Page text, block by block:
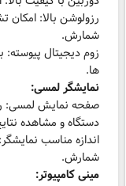
رزولوشن بالا:
زوم دیجیتال پیوسته:
ها.
نمایشگر لمسی:
صفحه نمایش لمسی:
اندازه مناسب
شمارش.
مینی کامپیوتر: